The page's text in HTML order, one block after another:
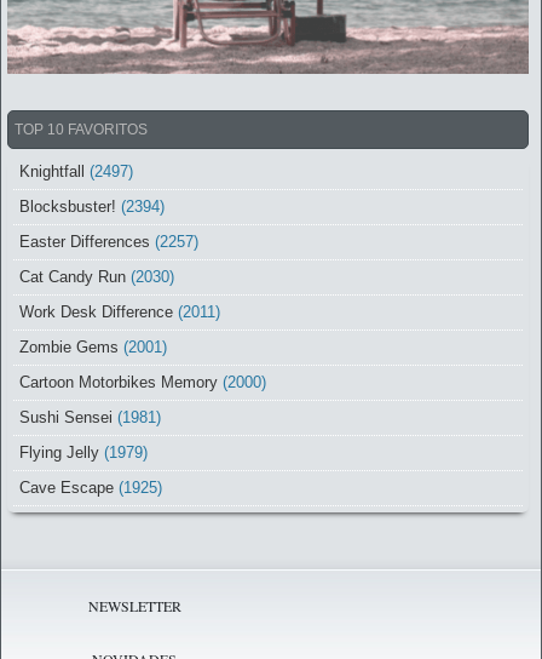
TOP 10 FAVORITOS
Knightfall
(2497)
Blocksbuster! (2394)
Easter Differences (2257)
Cat Candy Run (2030)
Work Desk Difference (2011)
Zombie Gems (2001)
Cartoon Motorbikes Memory (2000)
Sushi Sensei (1981)
Flying Jelly (1979)
Cave Escape (1925)
NEWSLETTER